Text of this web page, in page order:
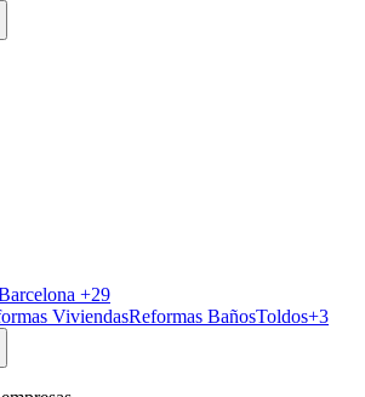
+29
ViviendasReformas BañosToldos+3